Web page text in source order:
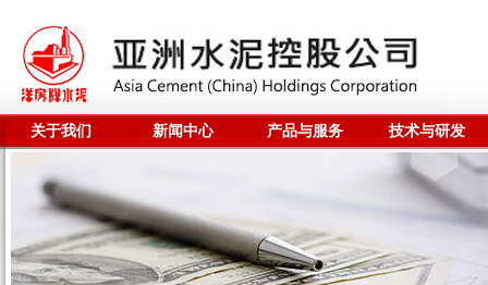
关于我们 新闻中心 产品与服务 技术与研发